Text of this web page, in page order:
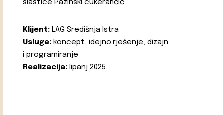
slastice Pazinski cukerančić
Klijent: LAG Središnja Istra
Usluge: koncept, idejno rješenje, dizajn
i programiranje
Realizacija: lipanj 2025.